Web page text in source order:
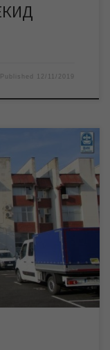
Published 12/11/2019
предузећа и
дежурне су
на јавним
празника “Дан
11.11.2019.
„Водовод и […]